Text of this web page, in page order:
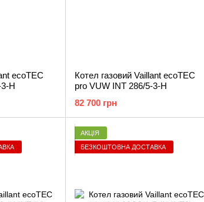
ecoTEC
H
Котел газовий Vaillant ecoTEC
pro VUW INT 286/5-3-H
82 700 грн
АКЦІЯ
БЕЗКОШТОВНА ДОСТАВКА